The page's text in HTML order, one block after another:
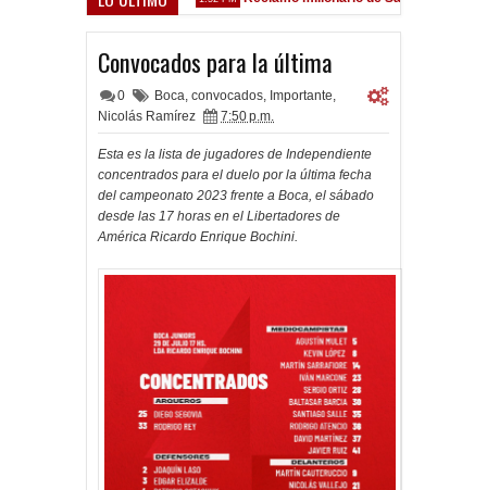
Convocados para la última
0 Boca, convocados, Importante,
Nicolás Ramírez
7:50 p.m.
Esta es la lista de jugadores de Independiente
concentrados para el duelo por la última fecha
del campeonato 2023 frente a Boca, el sábado
desde las 17 horas en el Libertadores de
América Ricardo Enrique Bochini.